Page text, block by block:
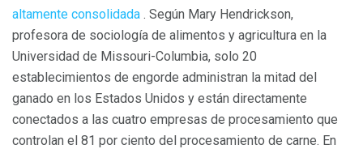
altamente consolidada . Según Mary Hendrickson,
profesora de sociología de alimentos y agricultura en la
Universidad de Missouri-Columbia, solo 20
establecimientos de engorde administran la mitad del
ganado en los Estados Unidos y están directamente
conectados a las cuatro empresas de procesamiento que
controlan el 81 por ciento del procesamiento de carne. En